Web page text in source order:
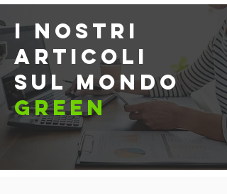
i nostri
articoli
sul mondo
green